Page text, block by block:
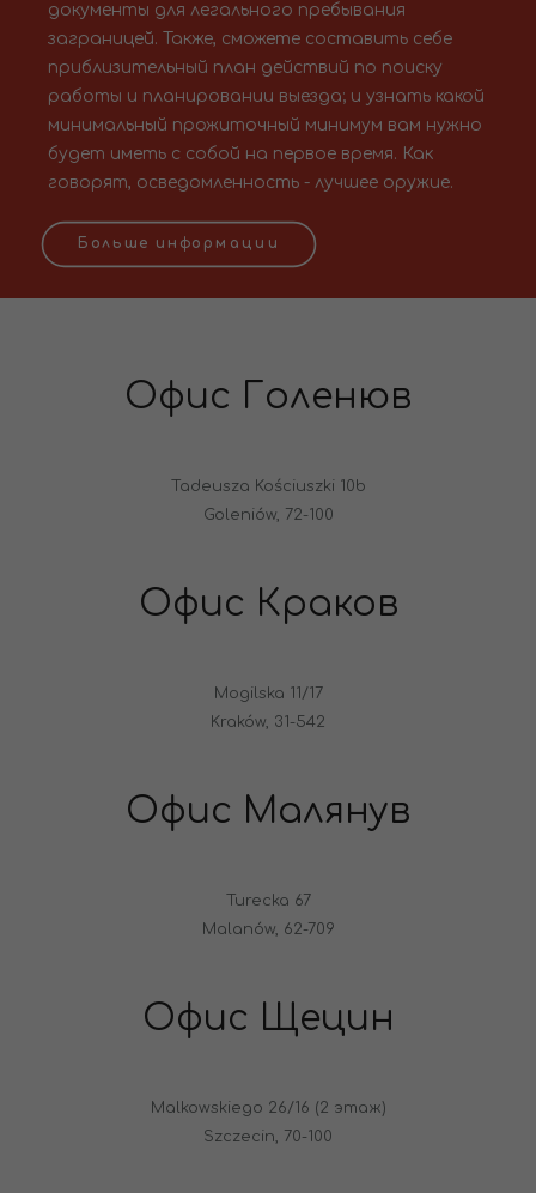
документы для легального пребывания
заграницей. Также, сможете составить себе
приблизительный план действий по поиску
работы и планировании выезда; и узнать какой
минимальный прожиточный минимум вам нужно
будет иметь с собой на первое время. Как
говорят, осведомленность - лучшее оружие.
Больше информации
Офис Голенюв
Tadeusza Kościuszki 10b
Goleniów, 72-100
Офис Краков
Mogilska 11/17
Kraków, 31-542
Офис Малянув
Turecka 67
Malanów, 62-709
Офис Щецин
Malkowskiego 26/16 (2 этаж)
Szczecin, 70-100